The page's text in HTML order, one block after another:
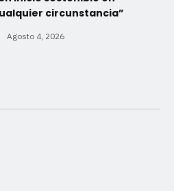
circunstancia”
Agosto 4, 2026